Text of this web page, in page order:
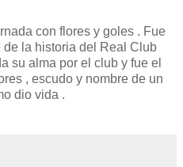
con flores y goles . Fue
la historia del Real Club
su alma por el club y fue el
, escudo y nombre de un
dio vida .